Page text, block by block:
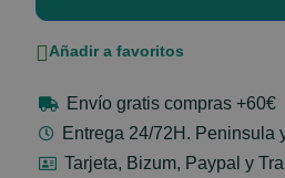
Añadir a favoritos
Envío gratis compras +60€
Entrega 24/72H. Peninsula
Tarjeta, Bizum, Paypal y